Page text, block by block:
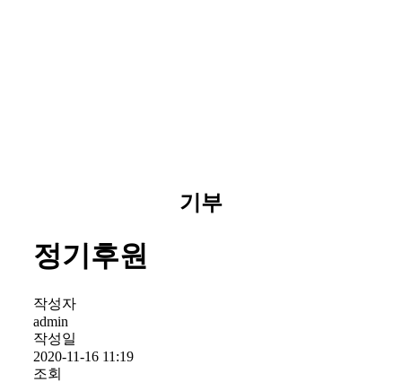
기부
정기후원
작성자
admin
작성일
2020-11-16 11:19
조회